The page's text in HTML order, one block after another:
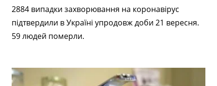
2884 випадки захворювання на коронавірус
підтвердили в Україні упродовж доби 21 вересня.
59 людей померли.